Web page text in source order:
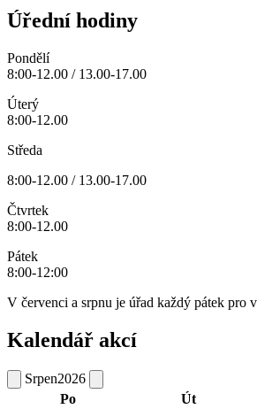
Úřední hodiny
Pondělí
8:00-12.00 / 13.00-17.00
Úterý
8:00-12.00
Středa
8:00-12.00 / 13.00-17.00
Čtvrtek
8:00-12.00
Pátek
8:00-12:00
V červenci a srpnu je úřad každý pátek pro
Kalendář akcí
Srpen2026
Po
Út